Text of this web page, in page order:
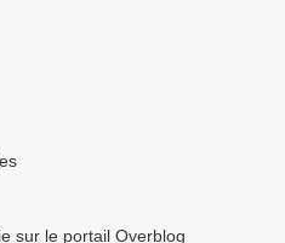
sur le portail Overblog